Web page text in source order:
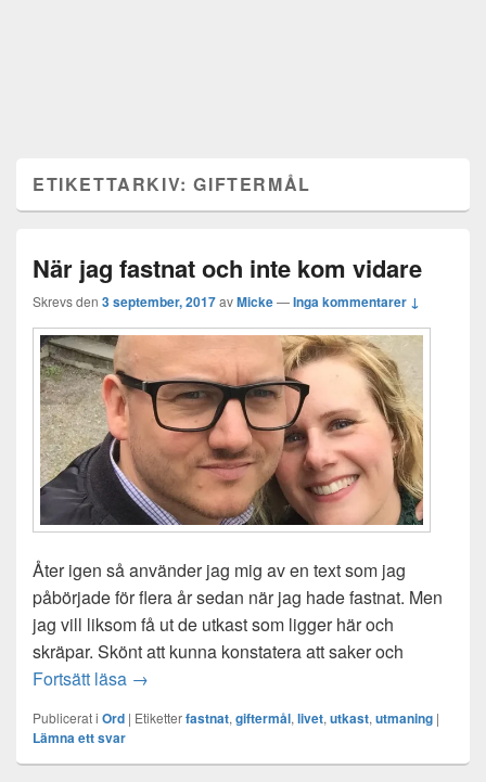
ETIKETTARKIV:GIFTERMÅL
När jag fastnat och inte kom vidare
Skrevs den 3 september, 2017avMicke—Inga kommentarer ↓
Åter igen så använder jag mig av en text som jag
påbörjade för flera år sedan när jag hade fastnat. Men
jag vill liksom få ut de utkast som ligger här och
skräpar. Skönt att kunna konstatera att saker och
Fortsätt läsa När jag fastnat och inte kom vidare
→
Publicerat i Ord | Etiketterfastnat,giftermål,livet,utkast,utmaning |
Lämna ett svar